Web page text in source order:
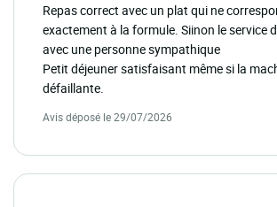
Repas correct avec un plat qui ne
exactement à la formule. Siinon le service
avec une personne sympathique
Petit déjeuner satisfaisant même si la
défaillante.
Avis déposé le 29/07/2026